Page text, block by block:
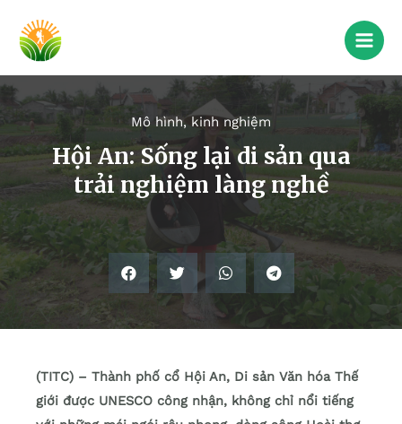
Mô hình, kinh nghiệm
Hội An: Sống lại di sản qua
trải nghiệm làng nghề
(TITC) – Thành phố cổ Hội An, Di sản Văn hóa Thế
giới được UNESCO công nhận, không chỉ nổi tiếng